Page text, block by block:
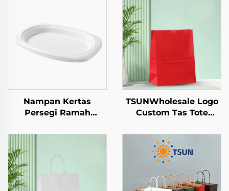
Nampan Kertas
Persegi Ramah
Pakai Alat Makan
Sandwich Permen
Pola Bulat/Oval
Alternatif Plastik
TSUNWholesale Logo
Custom Tas Tote
Permukaan Sablon
untuk Pengiriman
Makanan
Pengambilan Tahun
Baru/Christmas